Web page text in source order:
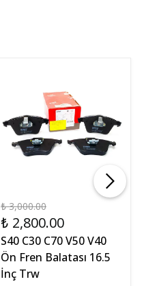
₺ 3,000.00
₺ 2,800.00
S40 C30 C70 V50 V40
Ön Fren Balatası 16.5
İnç Trw